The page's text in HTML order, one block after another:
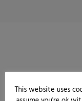
This website uses